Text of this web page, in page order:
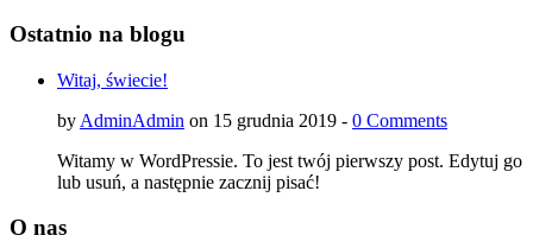
Ostatnio na blogu
Witaj, świecie!
by AdminAdmin on 15 grudnia 2019 - 0 Comments
Witamy w WordPressie. To jest twój pierwszy post. Edytuj go
lub usuń, a następnie zacznij pisać!
O nas